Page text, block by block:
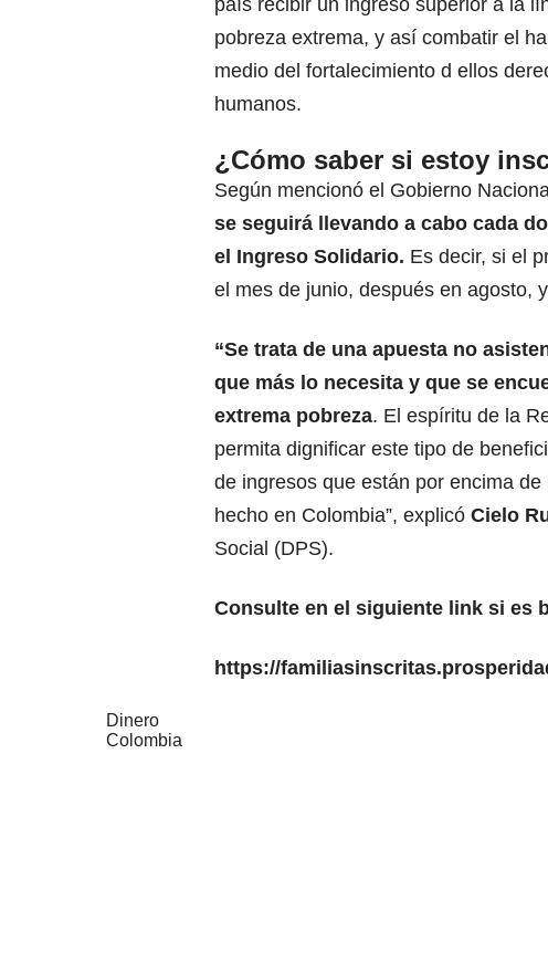
país recibir un ingreso superior a la
pobreza extrema, y así combatir el
medio del fortalecimiento d ellos
humanos.
¿Cómo saber si estoy
Según mencionó el Gobierno
se seguirá llevando a cabo cada
el Ingreso Solidario. Es decir, si el
el mes de junio, después en agosto,
“Se trata de una apuesta no
que más lo necesita y que se
extrema pobreza. El espíritu de la
permita dignificar este tipo de
de ingresos que están por encima
hecho en Colombia”, explicó Cielo
Social (DPS).
Consulte en el siguiente link si es
https://
Dinero
Colombia